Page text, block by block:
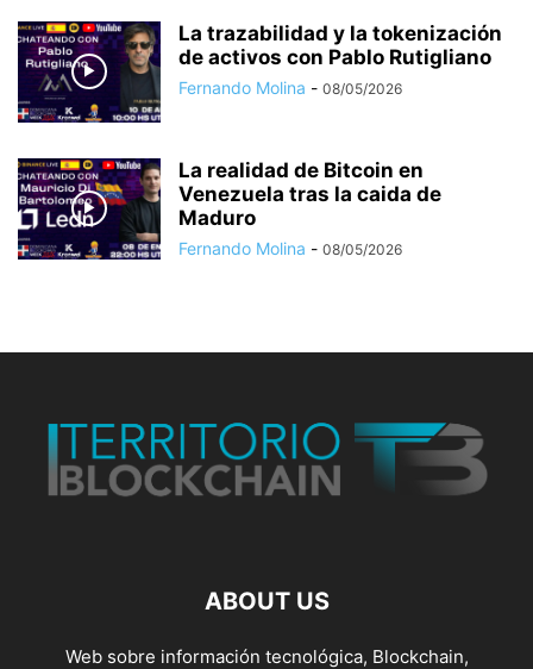
La trazabilidad y la tokenización
de activos con Pablo Rutigliano
Fernando Molina - 08/05/2026
La realidad de Bitcoin en
Venezuela tras la caida de
Maduro
Fernando Molina - 08/05/2026
ABOUT US
Web sobre información tecnológica, Blockchain,